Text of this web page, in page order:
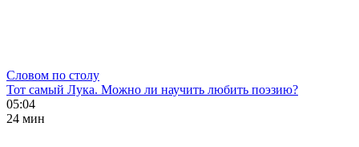
Словом по столу
Тот самый Лука. Можно ли научить любить поэзию?
05:04
24 мин